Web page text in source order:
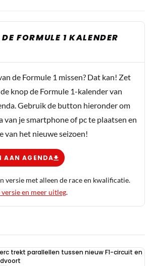
FORMULE 1 KALENDER
de Formule 1 missen? Dat kan! Zet
knop de Formule 1-kalender van
Gebruik de button hieronder om
van je smartphone of pc te plaatsen en
van het nieuwe seizoen!
AAN AGENDA
versie met alleen de race en kwalificatie.
en meer uitleg.
trekt parallellen tussen nieuw F1-circuit en